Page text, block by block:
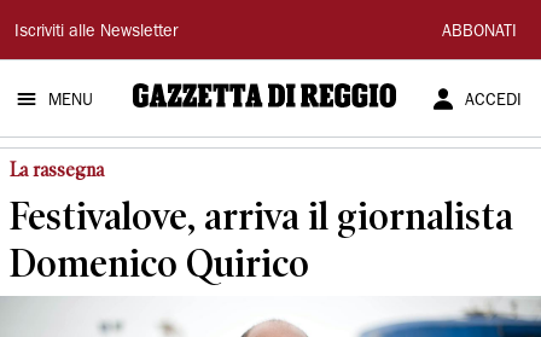
Gazzetta
di
Reggio
Iscriviti alle Newsletter ABBONATI
MENU ACCEDI
La rassegna
Festivalove, arriva il giornalista
Domenico Quirico